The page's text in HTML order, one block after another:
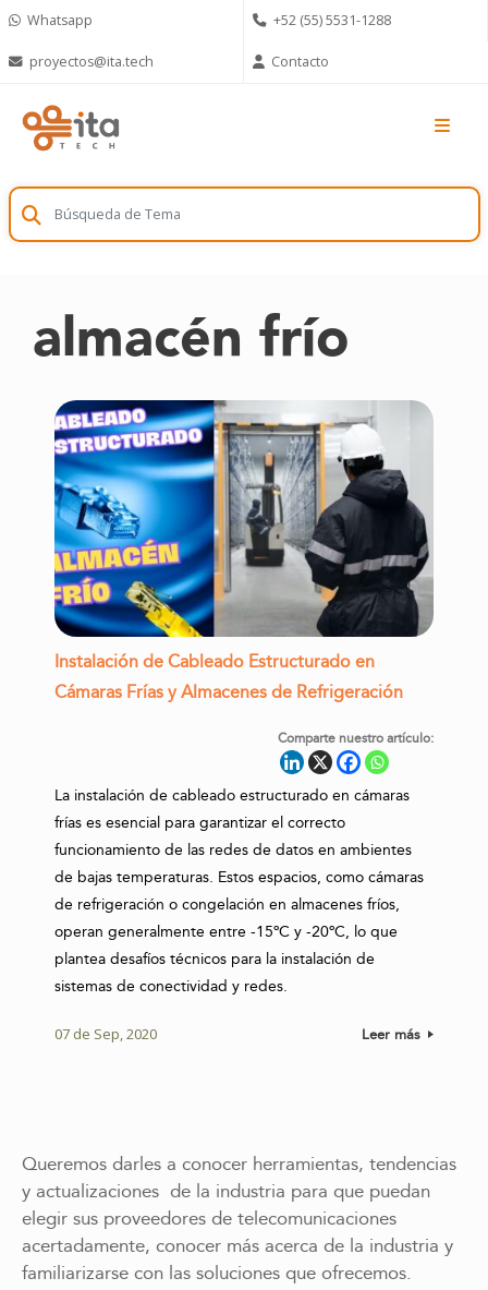
Whatsapp +52 (55) 5531-1288
proyectos@ita.tech Contacto
almacén frío
Instalación de Cableado Estructurado en
Cámaras Frías y Almacenes de Refrigeración
Comparte nuestro artículo:
La instalación de cableado estructurado en cámaras
frías es esencial para garantizar el correcto
funcionamiento de las redes de datos en ambientes
de bajas temperaturas. Estos espacios, como cámaras
de refrigeración o congelación en almacenes fríos,
operan generalmente entre -15ºC y -20ºC, lo que
plantea desafíos técnicos para la instalación de
sistemas de conectividad y redes.
07 de Sep, 2020 Leer más
Queremos darles a conocer herramientas, tendencias
y actualizaciones de la industria para que puedan
elegir sus proveedores de telecomunicaciones
acertadamente, conocer más acerca de la industria y
familiarizarse con las soluciones que ofrecemos.